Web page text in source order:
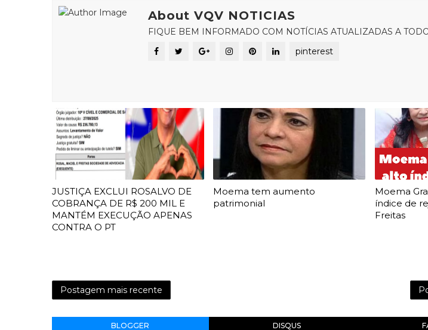
About VQV NOTICIAS
FIQUE BEM INFORMADO COM NOTÍCIAS ATUALIZADAS A
pinterest
JUSTIÇA EXCLUI ROSALVO DE
COBRANÇA DE R$ 200 MIL E
MANTÉM EXECUÇÃO APENAS
CONTRA O PT
Moema tem aumento
patrimonial
Moema
índice de
Freitas
Postagem mais recente
BLOGGER DISQUS